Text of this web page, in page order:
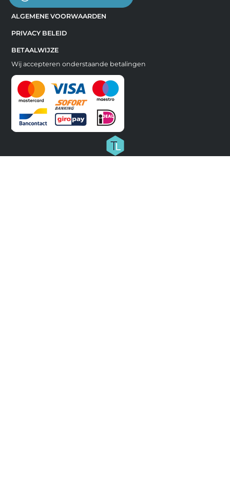
ALGEMENE VOORWAARDEN
PRIVACY BELEID
BETAALWIJZE
Wij accepteren onderstaande betalingen